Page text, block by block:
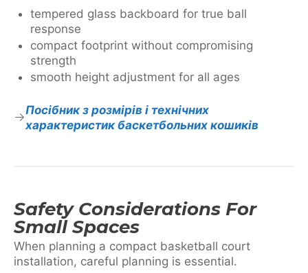
tempered glass backboard for true ball
response
compact footprint without compromising
strength
smooth height adjustment for all ages
Посібник з розмірів і технічних
характеристик баскетбольних кошиків
Safety Considerations For
Small Spaces
When planning a compact basketball court
installation, careful planning is essential.